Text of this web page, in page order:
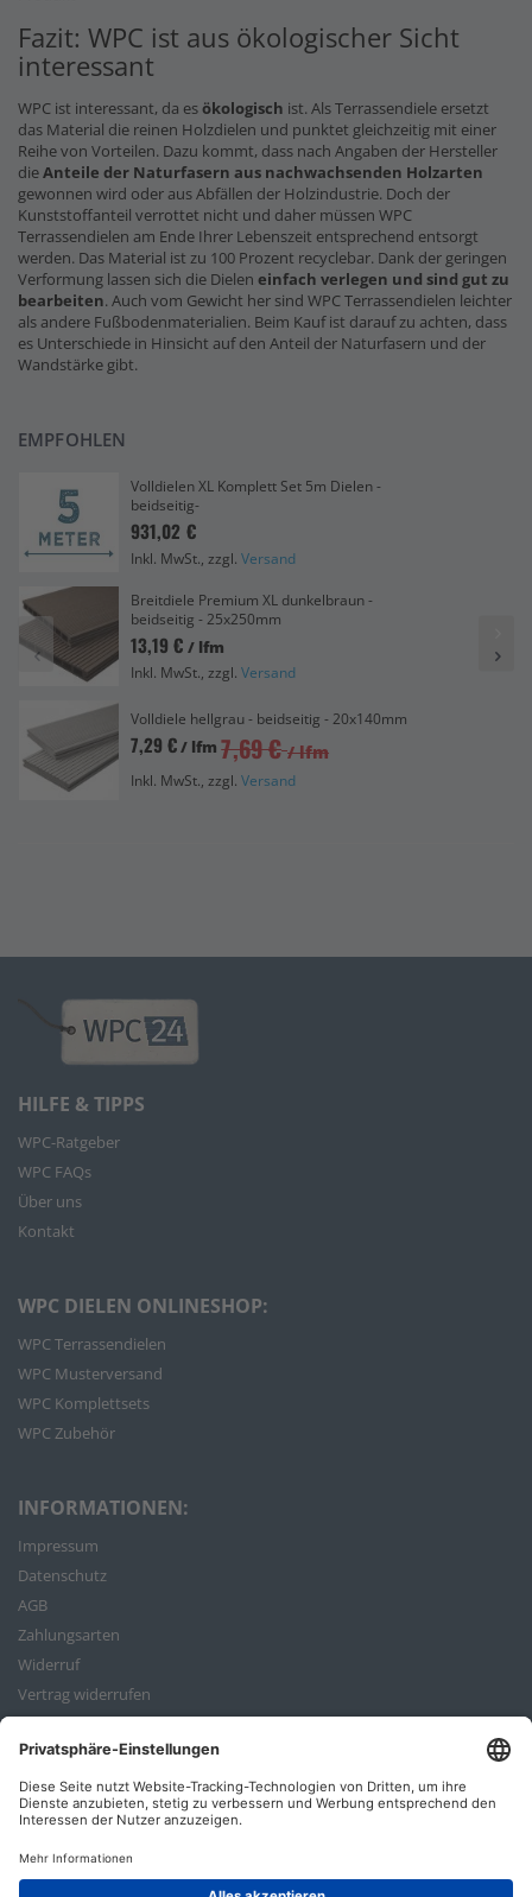
Fazit: WPC ist aus ökologischer Sicht
interessant
WPC ist interessant, da esökologisch ist. Als Terrassendiele ersetzt
das Material die reinen Holzdielen und punktet gleichzeitig mit einer
Reihe von Vorteilen. Dazu kommt, dass nach Angaben der Hersteller
dieAnteile der Naturfasern aus nachwachsenden Holzarten
gewonnen wird oder aus Abfällen der Holzindustrie. Doch der
Kunststoffanteil verrottet nicht und daher müssen WPC
Terrassendielen am Ende Ihrer Lebenszeit entsprechend entsorgt
werden. Das Material ist zu 100 Prozent recyclebar. Dank der geringen
Verformung lassen sich die Dielen einfach verlegen und sind gut zu
bearbeiten. Auch vom Gewicht her sind WPC Terrassendielen leichter
als andere Fußbodenmaterialien. Beim Kauf ist darauf zu achten, dass
es Unterschiede in Hinsicht auf den Anteil der Naturfasern und der
Wandstärke gibt.
EMPFOHLEN
Volldielen XL Komplett Set 5m Dielen -
beidseitig-
931,02 €
Inkl. MwSt., zzgl. Versand
Breitdiele Premium XL dunkelbraun -
beidseitig - 25x250mm
13,19 € / lfm
Inkl. MwSt., zzgl. Versand
Volldiele hellgrau - beidseitig - 20x140mm
7,29 €/ lfm 7,69 € / lfm
Inkl. MwSt., zzgl. Versand
HILFE & TIPPS
WPC-Ratgeber
WPC FAQs
Über uns
Kontakt
WPC DIELEN ONLINESHOP:
WPC Terrassendielen
WPC Musterversand
WPC Komplettsets
WPC Zubehör
INFORMATIONEN:
Impressum
Datenschutz
AGB
Zahlungsarten
Widerruf
Vertrag widerrufen
Bestellvorgang
ZAHLUNGSARTEN: